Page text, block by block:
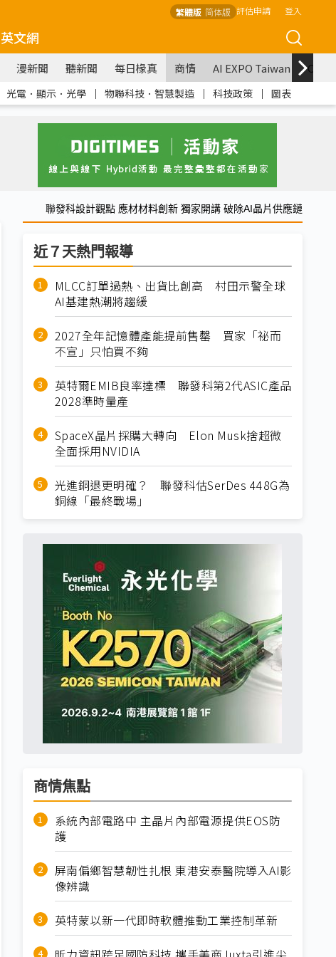
繁體版 简体版 評估申請 登入
英文網
漫新聞 聽新聞 每日椽真 商情 AI EXPO Taiwan
光電．顯示．光學 ｜ 物聯科技．智慧製造 ｜ 科技政策 ｜ 圖表
聯發科設計觀點 應材材料創新 獨家開講 破除AI晶片供應鏈
近７天熱門報導
MLCC訂單過熱、出貨比創高 村田示警全球
AI基建熱潮將趨緩
2027全年記憶體產能提前售罄 買家「祕而
不宣」只怕買不夠
英特爾EMIB良率達標 聯發科第2代ASIC產品
2028準時量產
SpaceX晶片採購大轉向 Elon Musk捨超微
全面採用NVIDIA
光進銅退更明確？ 聯發科估SerDes 448G為
銅線「最終戰場」
商情焦點
系統內部電路中 主晶片內部電源提供EOS防
護
屏南偏鄉智慧韌性扎根 東港安泰醫院導入AI影
像辨識
英特蒙以新一代即時軟體推動工業控制革新